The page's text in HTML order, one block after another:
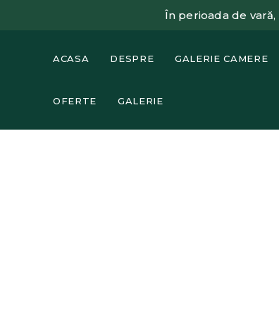
În perioada de
ACASA DESPRE GALERIE CAMERE
OFERTE GALERIE